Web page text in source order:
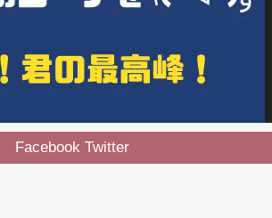
Facebook Twitter